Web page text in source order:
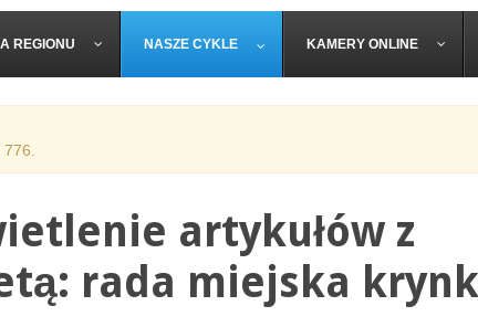
REGIONU NASZE CYKLE KAMERY ONLINE
artykułów z
rada miejska